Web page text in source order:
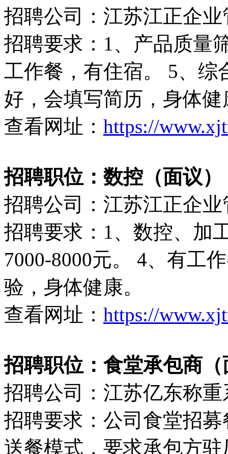
招聘公司：江苏江正企
招聘要求：1、产品质量
工作餐，有住宿。 5、综
好，会填写简历，身体健
查看网址： https://
招聘职位：数控（面议）
招聘公司：江苏江正企
招聘要求：1、数控、加
7000-8000元。 4、有工
验，身体健康。
查看网址： https://
招聘职位：食堂承包商（
招聘公司：江苏亿东称
招聘要求：公司食堂招
送餐模式，要求承包方